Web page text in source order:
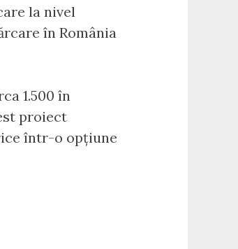
la nivel
în România
1.500 în
proiect
într-o opțiune